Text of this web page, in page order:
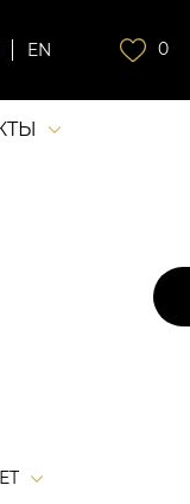
EN 0